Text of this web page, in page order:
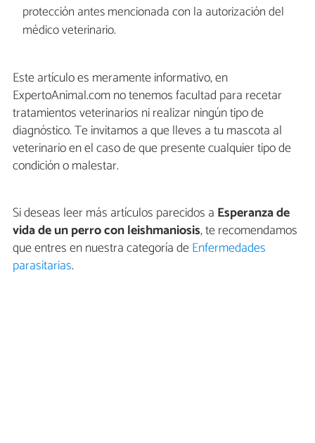
protección antes mencionada con la autorización del
médico veterinario.
Este artículo es meramente informativo, en
ExpertoAnimal.com no tenemos facultad para recetar
tratamientos veterinarios ni realizar ningún tipo de
diagnóstico. Te invitamos a que lleves a tu mascota al
veterinario en el caso de que presente cualquier tipo de
condición o malestar.
Si deseas leer más artículos parecidos a Esperanza de
vida de un perro con leishmaniosis, te recomendamos
que entres en nuestra categoría deEnfermedades
parasitarias.